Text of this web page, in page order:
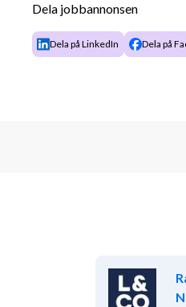
Dela jobbannonsen
Dela på LinkedIn Dela på